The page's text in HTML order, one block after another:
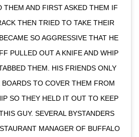
THEM AND FIRST ASKED THEM IF
THEN TRIED TO TAKE THEIR
SO AGGRESSIVE THAT HE
PULLED OUT A KNIFE AND WHIP
THEM. HIS FRIENDS ONLY
BOARDS TO COVER THEM FROM
SO THEY HELD IT OUT TO KEEP
GUY. SEVERAL BYSTANDERS
MANAGER OF BUFFALO